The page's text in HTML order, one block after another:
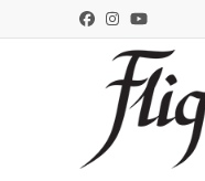
to
Facebook
Instagram
YouTube